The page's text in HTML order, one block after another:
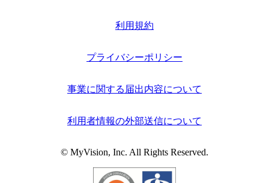
利用規約
プライバシーポリシー
事業に関する届出内容について
利用者情報の外部送信について
© MyVision, Inc. All Rights Reserved.